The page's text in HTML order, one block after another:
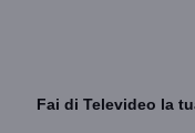
Fai di Televideo la